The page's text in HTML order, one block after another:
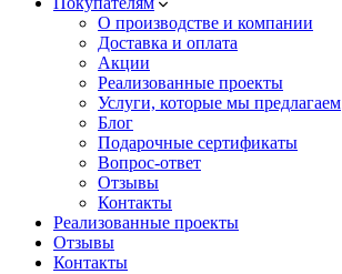
О производстве и компании
Доставка и оплата
Акции
Реализованные проекты
Услуги, которые мы предлагаем
Блог
Подарочные сертификаты
Вопрос-ответ
Отзывы
Контакты
Реализованные проекты
Отзывы
Контакты